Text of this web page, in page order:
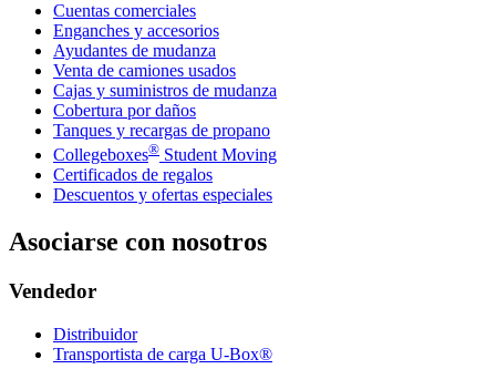
Cuentas comerciales
Enganches y accesorios
Ayudantes de mudanza
Venta de camiones usados
Cajas y suministros de mudanza
Cobertura por daños
Tanques y recargas de propano
Collegeboxes® Student Moving
Certificados de regalos
Descuentos y ofertas especiales
Asociarse con nosotros
Vendedor
Distribuidor
Transportista de carga U-Box®